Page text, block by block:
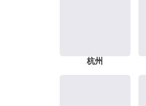
杭州